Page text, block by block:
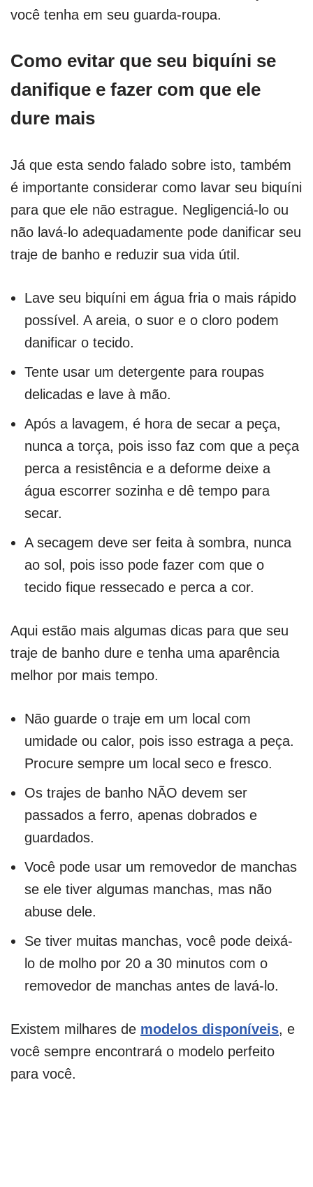
você tenha em seu guarda-roupa.
Como evitar que seu biquíni se
danifique e fazer com que ele
dure mais
Já que esta sendo falado sobre isto, também
é importante considerar como lavar seu biquíni
para que ele não estrague. Negligenciá-lo ou
não lavá-lo adequadamente pode danificar seu
traje de banho e reduzir sua vida útil.
Lave seu biquíni em água fria o mais rápido
possível. A areia, o suor e o cloro podem
danificar o tecido.
Tente usar um detergente para roupas
delicadas e lave à mão.
Após a lavagem, é hora de secar a peça,
nunca a torça, pois isso faz com que a peça
perca a resistência e a deforme deixe a
água escorrer sozinha e dê tempo para
secar.
A secagem deve ser feita à sombra, nunca
ao sol, pois isso pode fazer com que o
tecido fique ressecado e perca a cor.
Aqui estão mais algumas dicas para que seu
traje de banho dure e tenha uma aparência
melhor por mais tempo.
Não guarde o traje em um local com
umidade ou calor, pois isso estraga a peça.
Procure sempre um local seco e fresco.
Os trajes de banho NÃO devem ser
passados a ferro, apenas dobrados e
guardados.
Você pode usar um removedor de manchas
se ele tiver algumas manchas, mas não
abuse dele.
Se tiver muitas manchas, você pode deixá-
lo de molho por 20 a 30 minutos com o
removedor de manchas antes de lavá-lo.
Existem milhares de modelos disponíveis, e
você sempre encontrará o modelo perfeito
para você.